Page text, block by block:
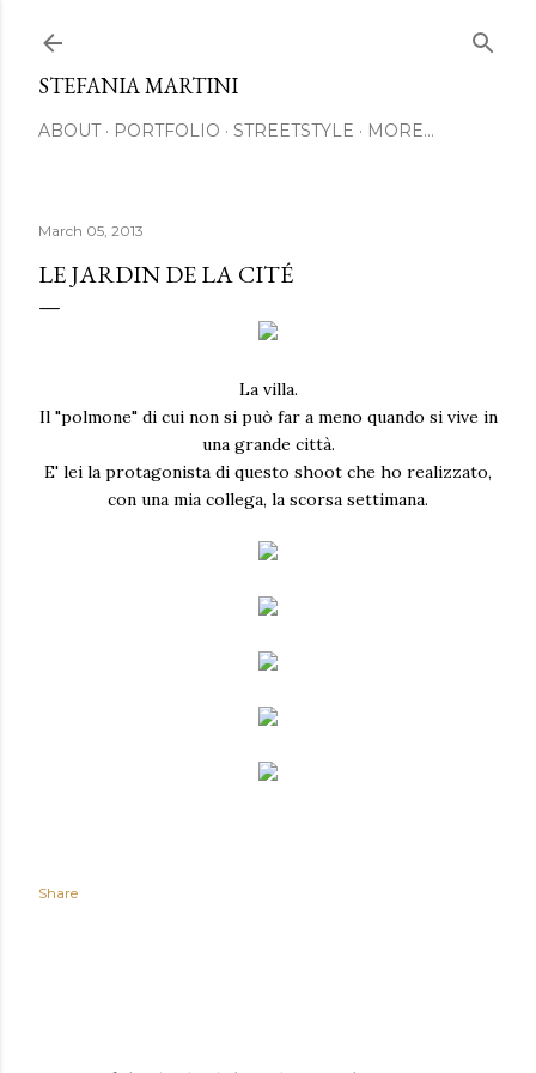
STEFANIA MARTINI
ABOUT PORTFOLIO STREETSTYLE MORE…
March 05, 2013
LE JARDIN DE LA CITÉ
La villa.
Il "polmone" di cui non si può far a meno quando si vive in
una grande città.
E' lei la protagonista di questo shoot che ho realizzato,
con una mia collega, la scorsa settimana.
Share